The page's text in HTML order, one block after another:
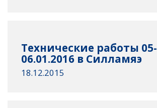
Технические работы 05-
06.01.2016 в Силламяэ
18.12.2015